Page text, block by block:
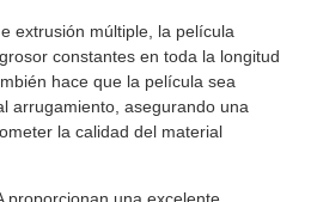
extrusión múltiple, la película
constantes en toda la longitud
hace que la película sea
arrugamiento, asegurando una
la calidad del material